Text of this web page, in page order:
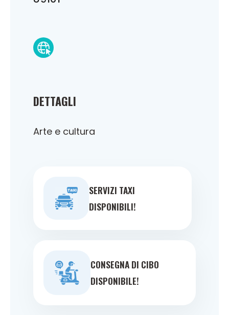
DETTAGLI
Arte e cultura
SERVIZI TAXI
DISPONIBILI!
CONSEGNA DI CIBO
DISPONIBILE!